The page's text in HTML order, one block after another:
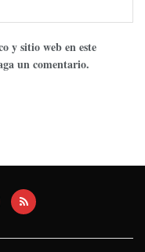
y sitio web en este
un comentario.